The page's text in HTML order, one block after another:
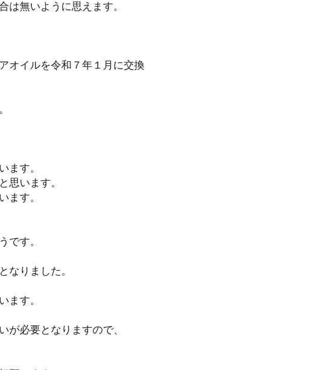
は無いように思えます。
オイルを令和７年１月に交換
ます。
思います。
ます。
す。
りました。
ます。
が必要となりますので、